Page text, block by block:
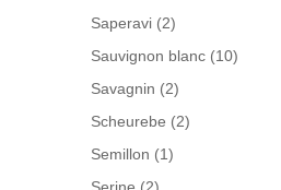
Saperavi (2)
Sauvignon blanc (10)
Savagnin (2)
Scheurebe (2)
Semillon (1)